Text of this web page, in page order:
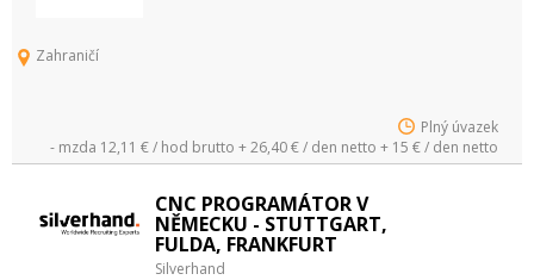
Zahraničí
Plný úvazek
- mzda 12,11 € / hod brutto + 26,40 € / den netto + 15 € / den netto
CNC PROGRAMÁTOR V
NĚMECKU - STUTTGART,
FULDA, FRANKFURT
Silverhand